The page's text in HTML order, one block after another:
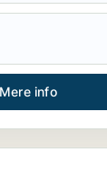
Mere info
klinik,